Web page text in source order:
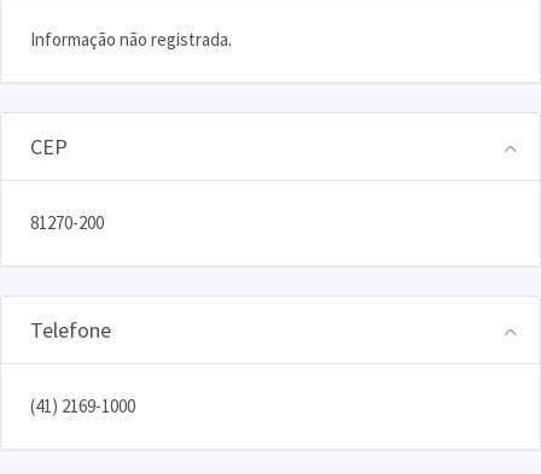
Informação não registrada.
CEP
81270-200
Telefone
(41) 2169-1000